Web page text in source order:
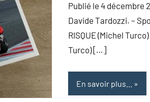
Publié le 4 décembre
Davide Tardozzi. –
RISQUE (Michel
Turco) […]
En savoir plus...